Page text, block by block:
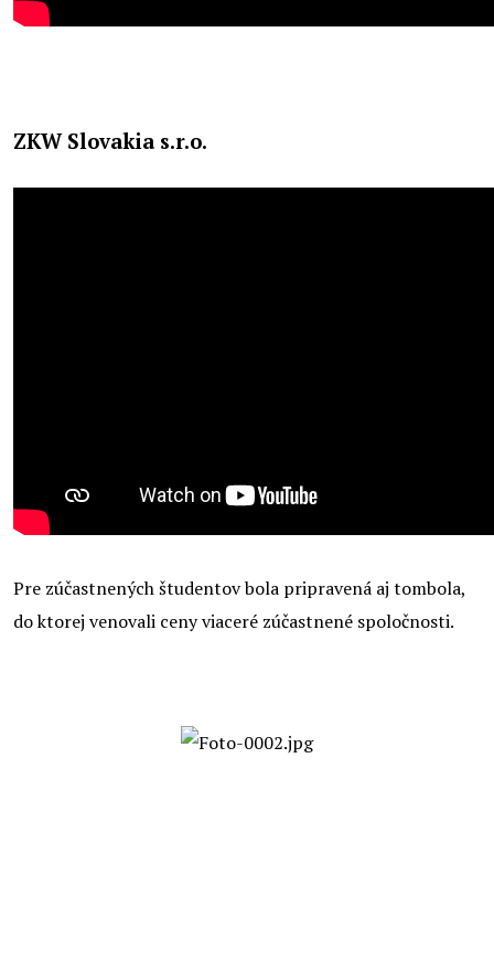
ZKW Slovakia s.r.o.
Pre zúčastnených študentov bola pripravená aj tombola,
do ktorej venovali ceny viaceré zúčastnené spoločnosti.